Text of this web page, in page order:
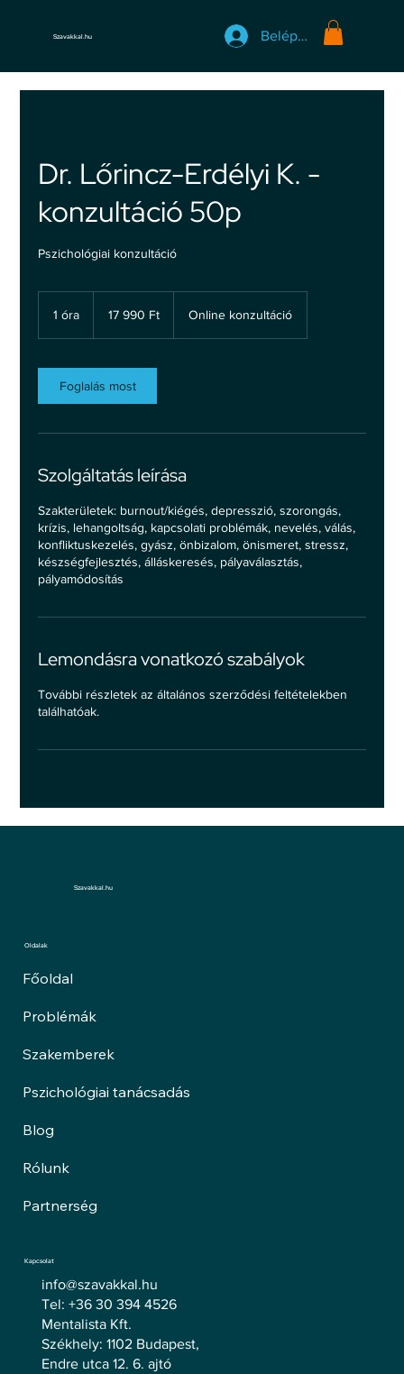
Szavakkal.hu Belépés
Dr. Lőrincz-Erdélyi K. -
konzultáció 50p
Pszichológiai konzultáció
1 óra
forint17 990 Ft Online konzultáció
Foglalás most
Szolgáltatás leírása
Szakterületek: burnout/kiégés, depresszió, szorongás,
krízis, lehangoltság, kapcsolati problémák, nevelés, válás,
konfliktuskezelés, gyász, önbizalom, önismeret, stressz,
készségfejlesztés, álláskeresés, pályaválasztás,
pályamódosítás
Lemondásra vonatkozó szabályok
További részletek az általános szerződési feltételekben
találhatóak.
Szavakkal.hu
Oldalak
Főoldal
Problémák
Szakemberek
Pszichológiai tanácsadás
Blog
Rólunk
Partnerség
Kapcsolat
info@szavakkal.hu
Tel: +36 30 394 4526
Mentalista Kft.
Székhely: 1102 Budapest,
Endre utca 12. 6. ajtó